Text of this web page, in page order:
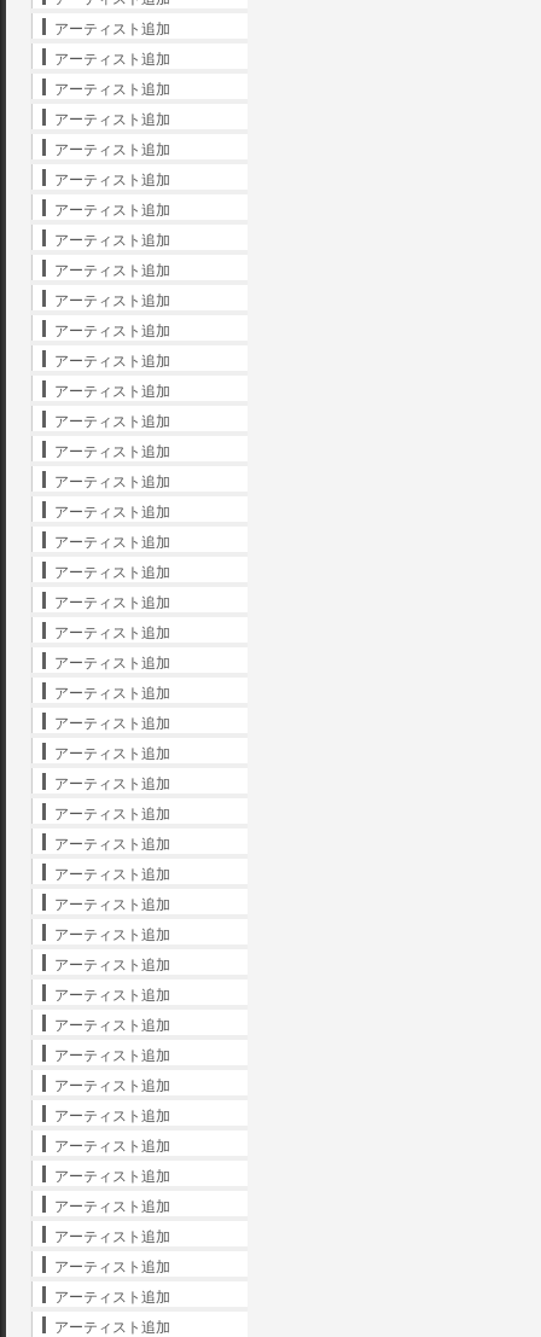
アーティスト追加
アーティスト追加
アーティスト追加
アーティスト追加
アーティスト追加
アーティスト追加
アーティスト追加
アーティスト追加
アーティスト追加
アーティスト追加
アーティスト追加
アーティスト追加
アーティスト追加
アーティスト追加
アーティスト追加
アーティスト追加
アーティスト追加
アーティスト追加
アーティスト追加
アーティスト追加
アーティスト追加
アーティスト追加
アーティスト追加
アーティスト追加
アーティスト追加
アーティスト追加
アーティスト追加
アーティスト追加
アーティスト追加
アーティスト追加
アーティスト追加
アーティスト追加
アーティスト追加
アーティスト追加
アーティスト追加
アーティスト追加
アーティスト追加
アーティスト追加
アーティスト追加
アーティスト追加
アーティスト追加
アーティスト追加
アーティスト追加
アーティスト追加